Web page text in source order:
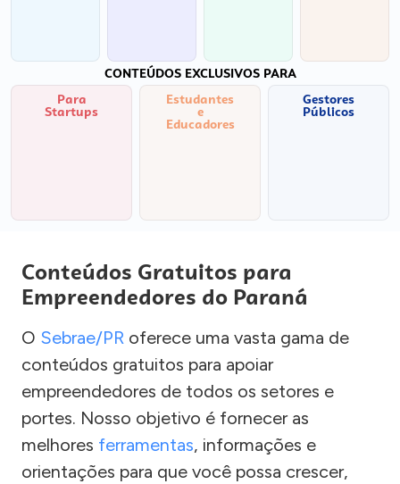
CONTEÚDOS EXCLUSIVOS PARA
Para
Startups
Estudantes
e
Educadores
Gestores
Públicos
Conteúdos Gratuitos para
Empreendedores do Paraná
O Sebrae/PR oferece uma vasta gama de
conteúdos gratuitos para apoiar
empreendedores de todos os setores e
portes. Nosso objetivo é fornecer as
melhores ferramentas, informações e
orientações para que você possa crescer,